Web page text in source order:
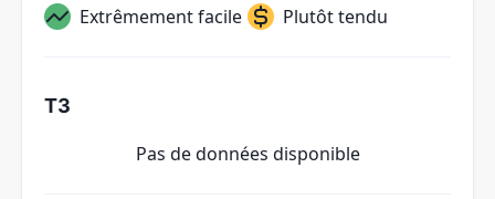
Extrêmement facile Plutôt tendu
T3
Pas de données disponible